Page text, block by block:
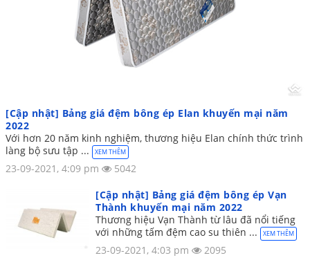
[Cập nhật] Bảng giá đệm bông ép Elan khuyến mại năm
2022
Với hơn 20 năm kinh nghiệm, thương hiệu Elan chính thức trình
làng bộ sưu tập ...
XEM THÊM
23-09-2021, 4:09 pm
5042
[Cập nhật] Bảng giá đệm bông ép Vạn
Thành khuyến mại năm 2022
Thương hiệu Vạn Thành từ lâu đã nổi tiếng
với những tấm đệm cao su thiên ...
XEM THÊM
23-09-2021, 4:03 pm
2095